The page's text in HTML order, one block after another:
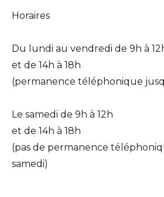
Horaires
Du lundi au vendredi de 9h à
et de 14h à 18h
(permanence téléphonique
Le samedi de 9h à 12h
et de 14h à 18h
(pas de permanence
samedi)